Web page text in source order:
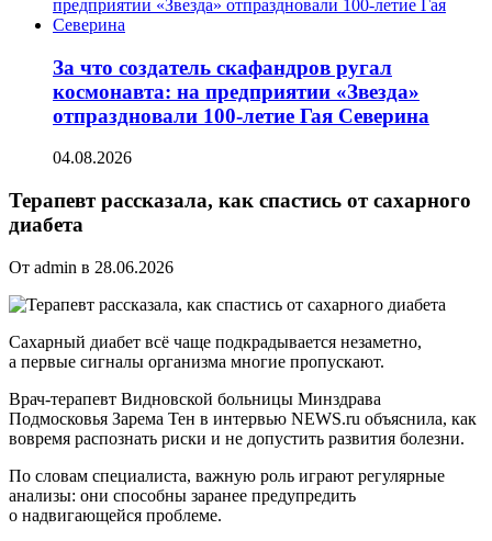
За что создатель скафандров ругал
космонавта: на предприятии «Звезда»
отпраздновали 100-летие Гая Северина
04.08.2026
Терапевт рассказала, как спастись от сахарного
диабета
От admin в 28.06.2026
Сахарный диабет всё чаще подкрадывается незаметно,
а первые сигналы организма многие пропускают.
Врач-терапевт Видновской больницы Минздрава
Подмосковья Зарема Тен в интервью NEWS.ru объяснила, как
вовремя распознать риски и не допустить развития болезни.
По словам специалиста, важную роль играют регулярные
анализы: они способны заранее предупредить
о надвигающейся проблеме.